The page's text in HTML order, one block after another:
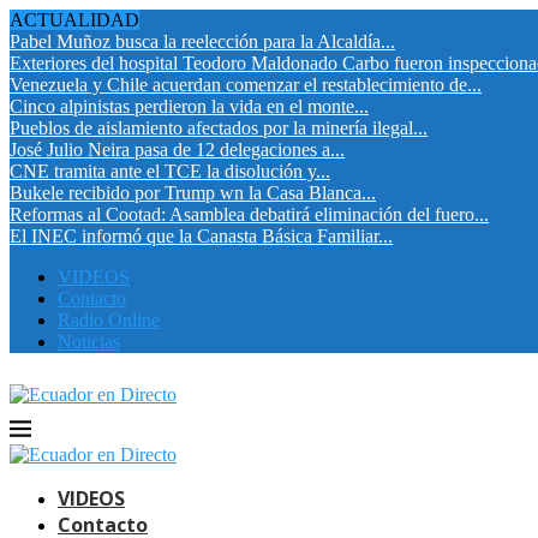
ACTUALIDAD
Pabel Muñoz busca la reelección para la Alcaldía...
Exteriores del hospital Teodoro Maldonado Carbo fueron
Venezuela y Chile acuerdan comenzar el restablecimiento de...
Cinco alpinistas perdieron la vida en el monte...
Pueblos de aislamiento afectados por la minería ilegal...
José Julio Neira pasa de 12 delegaciones a...
CNE tramita ante el TCE la disolución y...
Bukele recibido por Trump wn la Casa Blanca...
Reformas al Cootad: Asamblea debatirá eliminación del fuero...
El INEC informó que la Canasta Básica Familiar...
VIDEOS
Contacto
Radio Online
Noticias
VIDEOS
Contacto